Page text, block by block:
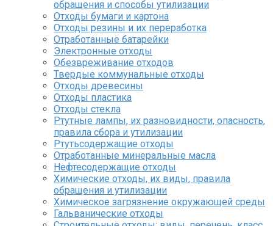
обращения и способы утилизации
Отходы бумаги и картона
Отходы резины и их переработка
Отработанные батарейки
Электронные отходы
Обезвреживание отходов
Твердые коммунальные отходы
Отходы древесины
Отходы пластика
Отходы стекла
Ртутные лампы, их разновидности, опасность,
правила сбора и утилизации
Ртутьсодержащие отходы
Отработанные минеральные масла
Нефтесодержащие отходы
Химические отходы, их виды, правила
обращения и утилизации
Химическое загрязнение окружающей среды
Гальванические отходы